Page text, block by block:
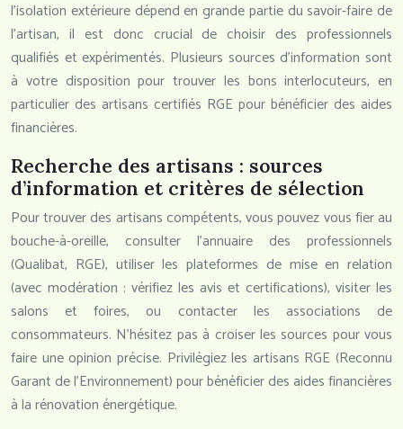
l’isolation extérieure dépend en grande partie du savoir-faire de
l’artisan, il est donc crucial de choisir des professionnels
qualifiés et expérimentés. Plusieurs sources d’information sont
à votre disposition pour trouver les bons interlocuteurs, en
particulier des artisans certifiés RGE pour bénéficier des aides
financières.
Recherche des artisans : sources
d’information et critères de sélection
Pour trouver des artisans compétents, vous pouvez vous fier au
bouche-à-oreille, consulter l’annuaire des professionnels
(Qualibat, RGE), utiliser les plateformes de mise en relation
(avec modération : vérifiez les avis et certifications), visiter les
salons et foires, ou contacter les associations de
consommateurs. N’hésitez pas à croiser les sources pour vous
faire une opinion précise. Privilégiez les artisans RGE (Reconnu
Garant de l’Environnement) pour bénéficier des aides financières
à la rénovation énergétique.